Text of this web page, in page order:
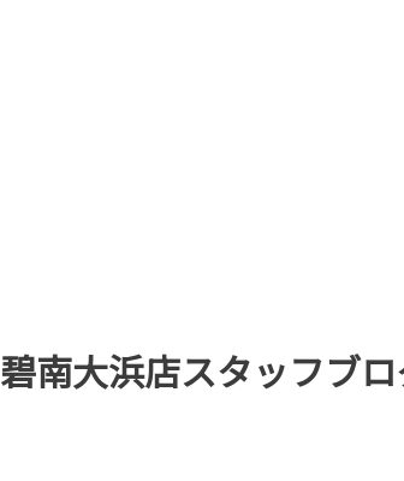
碧南大浜店スタッフブ